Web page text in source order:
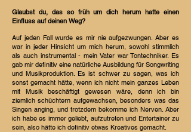
Glaubst du, das so früh um dich herum hatte einen
Einfluss auf deinen Weg?
Auf jeden Fall wurde es mir nie aufgezwungen. Aber es
war in jeder Hinsicht um mich herum, sowohl stimmlich
als auch instrumental - mein Vater war Tontechniker. Es
gab mir definitiv eine natürliche Ausbildung für Songwriting
und Musikproduktion. Es ist schwer zu sagen, was ich
sonst gemacht hätte, wenn ich nicht mein ganzes Leben
mit Musik beschäftigt gewesen wäre, denn ich bin
ziemlich schüchtern aufgewachsen, besonders was das
Singen anging, und trotzdem bekomme ich Nerven. Aber
ich habe es immer geliebt, aufzutreten und Entertainer zu
sein, also hätte ich definitiv etwas Kreatives gemacht.